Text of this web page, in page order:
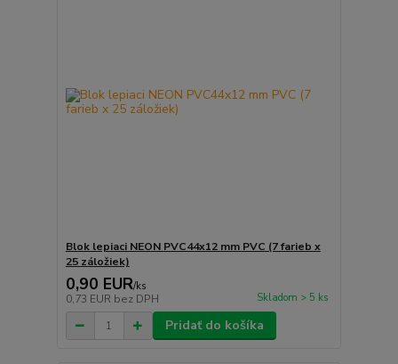
Blok lepiaci NEON PVC44x12 mm PVC (7 farieb x
25 záložiek)
0,90 EUR/ks
0,73 EUR bez DPH Skladom > 5 ks
Pridať do košíka